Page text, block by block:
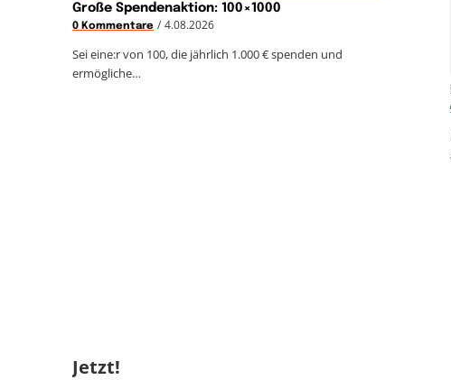
Große Spendenaktion: 100×1000
0 Kommentare / 4.08.2026
Sei eine:r von 100, die jährlich 1.000 € spenden und
ermögliche…
Jetzt!